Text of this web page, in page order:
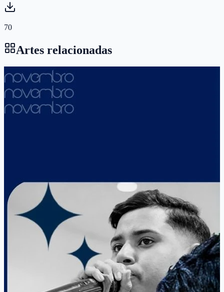
70
Artes relacionadas